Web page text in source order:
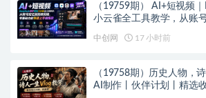
（19759期） AI+短视频
小云雀全工具教学，从账
中创网 17 小时前
（19758期）历史人物，
AI制作丨伙伴计划丨精选